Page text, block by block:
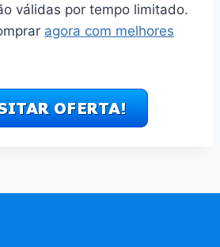
válidas por tempo limitado.
agora com melhores